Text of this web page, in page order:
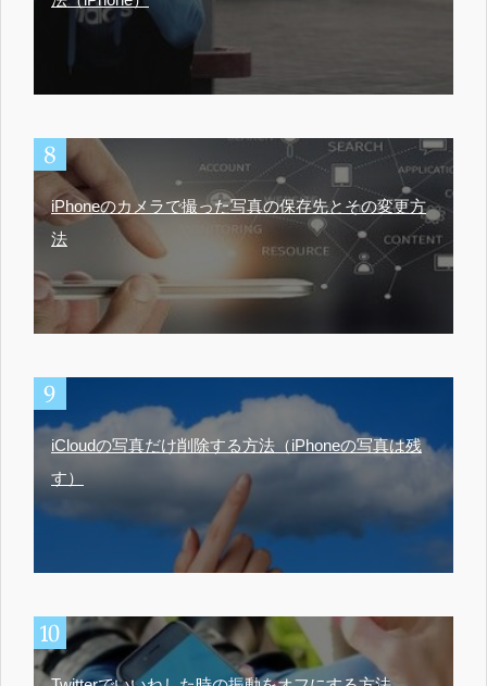
iPhoneのカメラで撮った写真の保存先とその変更方
法
iCloudの写真だけ削除する方法（iPhoneの写真は残
す）